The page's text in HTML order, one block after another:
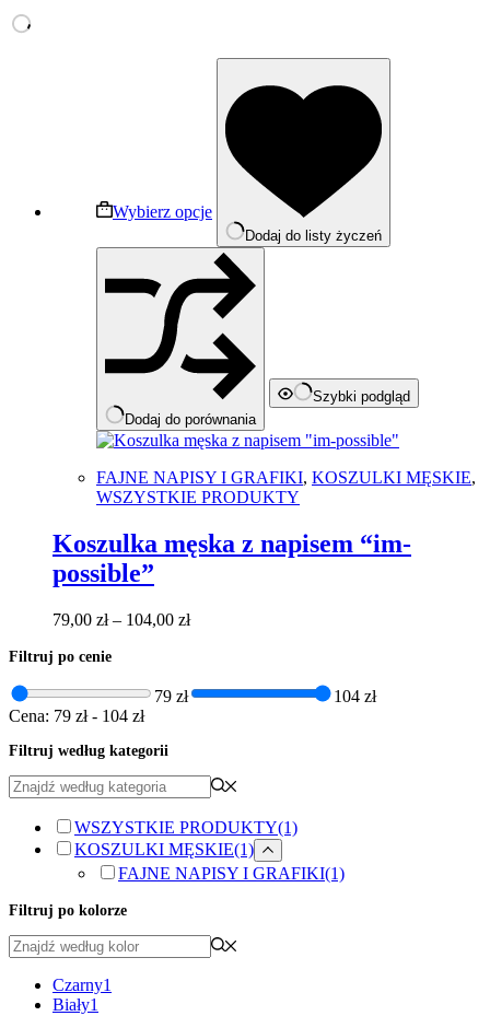
Wybierz opcje
Ten
produkt
ma
wiele
wariantów.
Opcje
można
na
stronie
produktu
Dodaj do listy życzeń
Dodaj do porównania
Szybki podgląd
FAJNE NAPISY I GRAFIKI, KOSZULKI MĘSKIE,
WSZYSTKIE PRODUKTY
Koszulka męska z napisem “im-
possible”
79,00 zł – 104,00 złZakres
do
Filtruj po cenie
79 zł
104 zł
Cena: 79 zł- 104 zł
Filtruj według kategorii
WSZYSTKIE PRODUKTY(1)
KOSZULKI MĘSKIE(1)
FAJNE NAPISY I GRAFIKI(1)
Filtruj po kolorze
Czarny1
Biały1